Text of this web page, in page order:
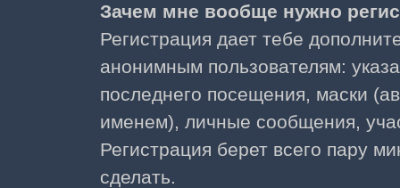
Зачем мне вообще нужно
Регистрация дает тебе
анонимным пользователям:
последнего посещения, маски
именем), личные сообщения,
Регистрация берет всего пару
сделать.